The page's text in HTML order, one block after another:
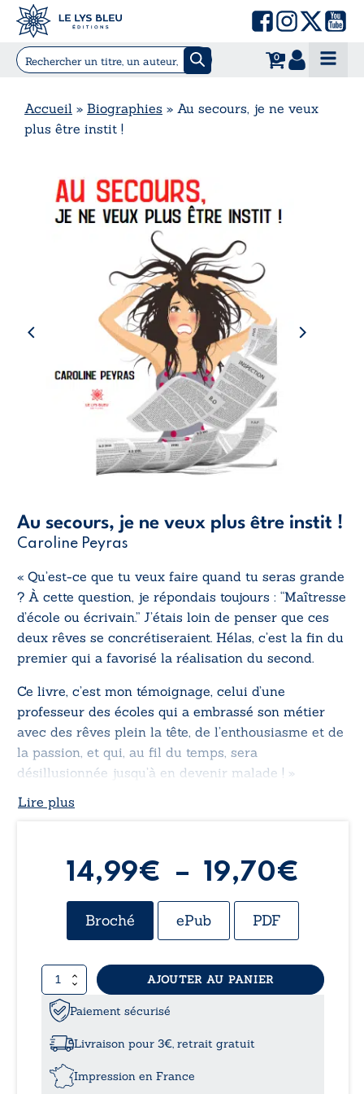
0
Accueil » Biographies » Au secours, je ne veux
plus être instit !
Au secours, je ne veux plus être instit !
Caroline Peyras
« Qu’est-ce que tu veux faire quand tu seras grande
? À cette question, je répondais toujours : “Maîtresse
d’école ou écrivain.” J’étais loin de penser que ces
deux rêves se concrétiseraient. Hélas, c’est la fin du
premier qui a favorisé la réalisation du second.
Ce livre, c’est mon témoignage, celui d’une
professeur des écoles qui a embrassé son métier
avec des rêves plein la tête, de l’enthousiasme et de
la passion, et qui, au fil du temps, sera
désillusionnée jusqu’à en devenir malade ! »
Lire plus
14,99€ – 19,70€
de
Broché ePub PDF
quantité
de
Au
secours,
veux
plus
AJOUTER AU PANIER
Paiement sécurisé
Livraison pour 3€, retrait gratuit
Impression en France